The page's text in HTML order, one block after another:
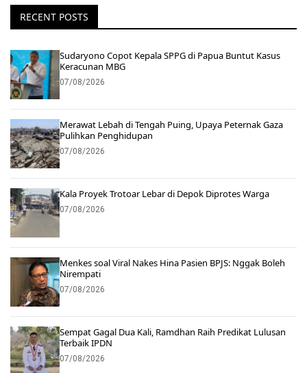
RECENT POSTS
Sudaryono Copot Kepala SPPG di Papua Buntut Kasus
Keracunan MBG
07/08/2026
Merawat Lebah di Tengah Puing, Upaya Peternak Gaza
Pulihkan Penghidupan
07/08/2026
Kala Proyek Trotoar Lebar di Depok Diprotes Warga
07/08/2026
Menkes soal Viral Nakes Hina Pasien BPJS: Nggak Boleh
Nirempati
07/08/2026
Sempat Gagal Dua Kali, Ramdhan Raih Predikat Lulusan
Terbaik IPDN
07/08/2026